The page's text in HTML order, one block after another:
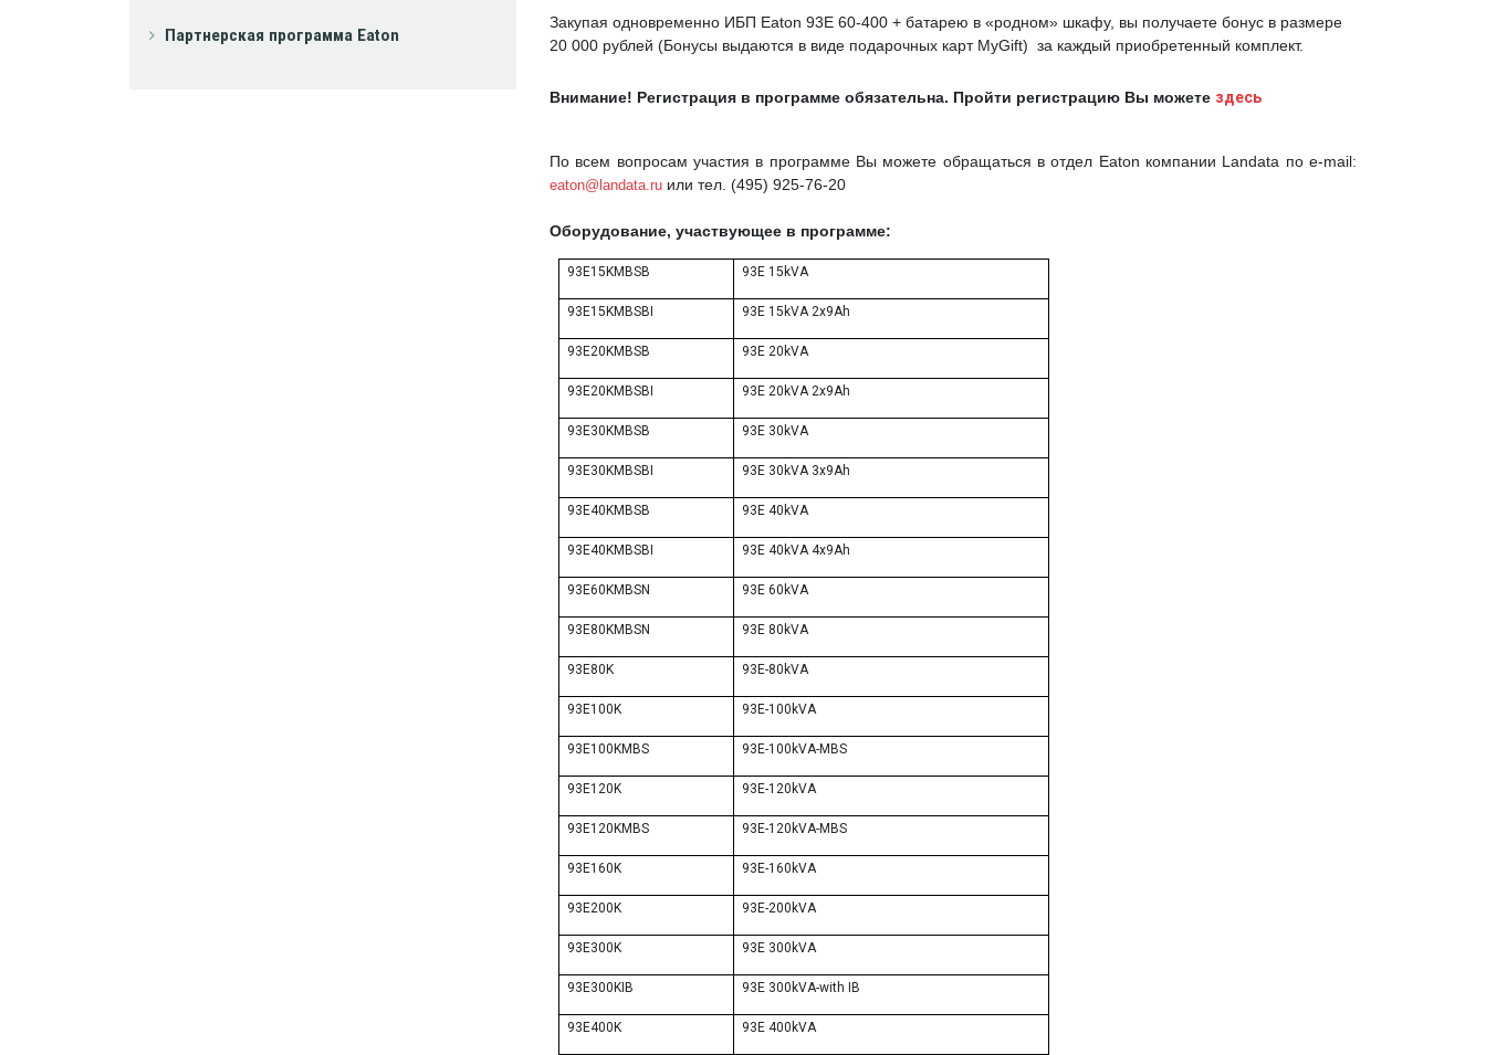
Партнерская программа Eaton
Закупая одновременно ИБП Eaton 93E 60-400 + батарею в «родном» шкафу, вы получаете бонус в размере
20 000 рублей (Бонусы выдаются в виде подарочных карт MyGift) за каждый приобретенный комплект.
Внимание! Регистрация в программе обязательна. Пройти регистрацию Вы можете здесь
По всем вопросам участия в программе Вы можете обращаться в отдел Eaton компании Landata по e-mail:
eaton@landata.ruили тел. (495) 925-76-20
Оборудование, участвующее в программе:
93E15KMBSB 93E 15kVA
93E15KMBSBI 93E 15kVA 2x9Ah
93E20KMBSB 93E 20kVA
93E20KMBSBI 93E 20kVA 2x9Ah
93E30KMBSB 93E 30kVA
93E30KMBSBI 93E 30kVA 3x9Ah
93E40KMBSB 93E 40kVA
93E40KMBSBI 93E 40kVA 4x9Ah
93E60KMBSN 93E 60kVA
93E80KMBSN 93E 80kVA
93E80K 93E-80kVA
93E100K 93E-100kVA
93E100KMBS 93E-100kVA-MBS
93E120K 93E-120kVA
93E120KMBS 93E-120kVA-MBS
93E160K 93E-160kVA
93E200K 93E-200kVA
93E300K 93E 300kVA
93E300KIB 93E 300kVA-with IB
93E400K 93E 400kVA